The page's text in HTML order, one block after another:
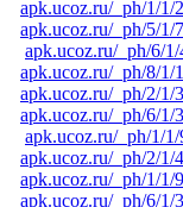
apk.ucoz.ru/_ph/1/1/
apk.ucoz.ru/_ph/5/1/
apk.ucoz.ru/_ph/6/
apk.ucoz.ru/_ph/8/1/
apk.ucoz.ru/_ph/2/1/
apk.ucoz.ru/_ph/6/1/
apk.ucoz.ru/_ph/1/
apk.ucoz.ru/_ph/2/1/
apk.ucoz.ru/_ph/1/1/
apk.ucoz.ru/_ph/6/1/